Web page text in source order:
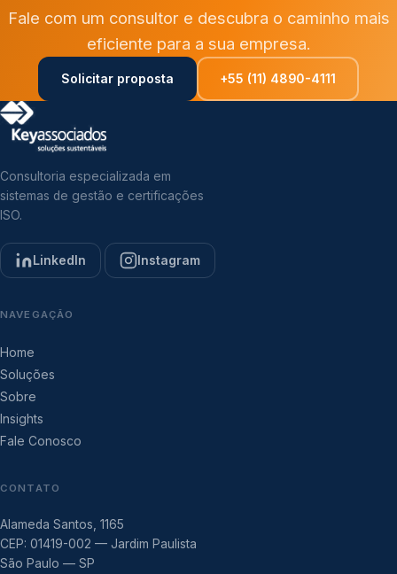
Fale com um consultor e descubra o caminho mais
eficiente para a sua empresa.
Solicitar proposta +55 (11) 4890-4111
Consultoria especializada em
sistemas de gestão e certificações
ISO.
LinkedIn Instagram
NAVEGAÇÃO
Home
Soluções
Sobre
Insights
Fale Conosco
CONTATO
Alameda Santos, 1165
CEP: 01419-002 — Jardim Paulista
São Paulo — SP